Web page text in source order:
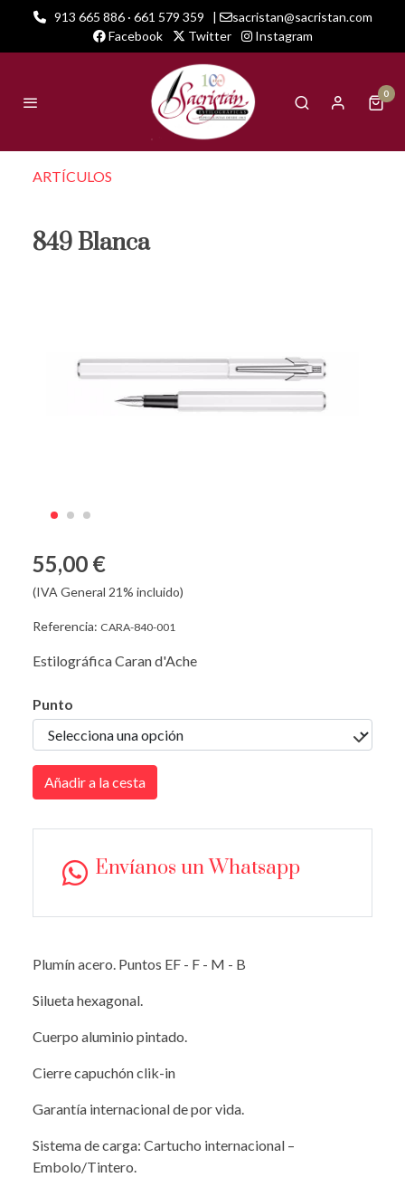
913 665 886 · 661 579 359 |
sacristan@sacristan.com
Facebook
Twitter Instagram
0
ARTÍCULOS
849 Blanca
55,00 €
(IVA General 21% incluido)
Referencia: CARA-840-001
Estilográfica Caran d'Ache
Punto
Añadir a la cesta
Envíanos un Whatsapp
Plumín acero. Puntos EF - F - M - B
Silueta hexagonal.
Cuerpo aluminio pintado.
Cierre capuchón clik-in
Garantía internacional de por vida.
Sistema de carga: Cartucho internacional –
Embolo/Tintero.